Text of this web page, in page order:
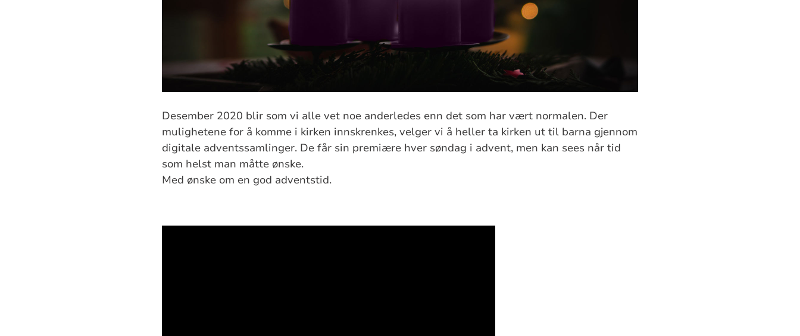
Desember 2020 blir som vi alle vet noe anderledes enn det som har vært normalen. Der
mulighetene for å komme i kirken innskrenkes, velger vi å heller ta kirken ut til barna gjennom
digitale adventssamlinger. De får sin premiære hver søndag i advent, men kan sees når tid
som helst man måtte ønske.
Med ønske om en god adventstid.